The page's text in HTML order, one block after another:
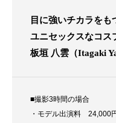
目に強いチカラをも
ユニセックスなコス
板垣 八雲（Itagaki
■撮影3時間の場合
・モデル出演料 24,000